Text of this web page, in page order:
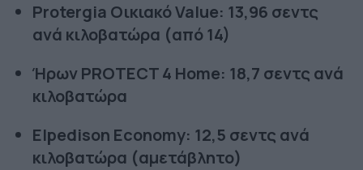
Protergia Οικιακό Value: 13,96 σεντς
ανά κιλοβατώρα (από 14)
Ήρων PROTECT 4 Home: 18,7 σεντς ανά
κιλοβατώρα
Elpedison Economy: 12,5 σεντς ανά
κιλοβατώρα (αμετάβλητο)